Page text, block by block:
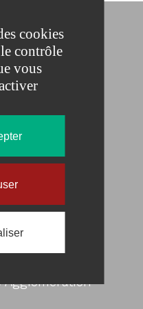
Agglomération
cookies
contrôle
vous